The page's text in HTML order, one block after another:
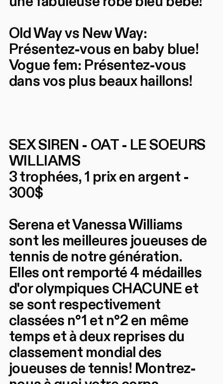
Old Way vs New Way:
Présentez-vous en baby blue!
Vogue fem: Présentez-vous
dans vos plus beaux haillons!
SEX SIREN - OAT - LE SOEURS
WILLIAMS
3 trophées, 1 prix en argent -
300$
Serena et Vanessa Williams
sont les meilleures joueuses de
tennis de notre génération.
Elles ont remporté 4 médailles
d'or olympiques CHACUNE et
se sont respectivement
classées n°1 et n°2 en même
temps et à deux reprises du
classement mondial des
joueuses de tennis! Montrez-